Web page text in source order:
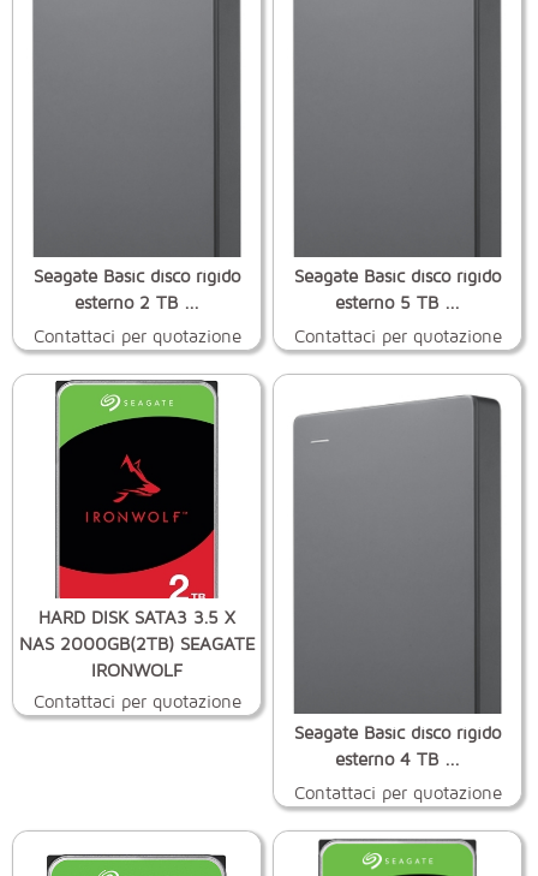
Seagate Basic disco rigido
esterno 2 TB ...
Contattaci per quotazione
Seagate Basic disco rigido
esterno 5 TB ...
Contattaci per quotazione
HARD DISK SATA3 3.5 X
NAS 2000GB(2TB) SEAGATE
IRONWOLF
Contattaci per quotazione
Seagate Basic disco rigido
esterno 4 TB ...
Contattaci per quotazione